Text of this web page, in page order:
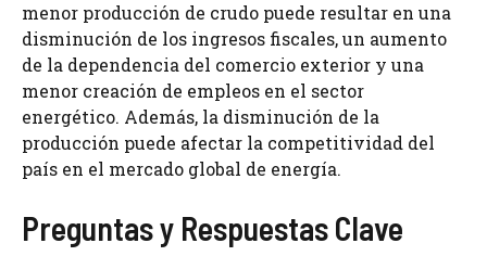
menor producción de crudo puede resultar en una
disminución de los ingresos fiscales, un aumento
de la dependencia del comercio exterior y una
menor creación de empleos en el sector
energético. Además, la disminución de la
producción puede afectar la competitividad del
país en el mercado global de energía.
Preguntas y Respuestas Clave